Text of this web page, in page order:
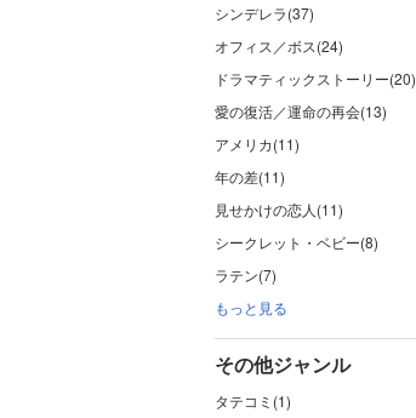
シンデレラ(37)
オフィス／ボス(24)
ドラマティックストーリー(20)
愛の復活／運命の再会(13)
アメリカ(11)
年の差(11)
見せかけの恋人(11)
シークレット・ベビー(8)
ラテン(7)
もっと見る
その他ジャンル
タテコミ(1)